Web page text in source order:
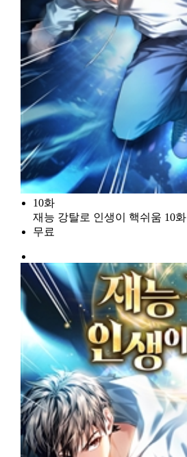
10화
재능 강탈로 인생이 핵쉬움 10화
무료